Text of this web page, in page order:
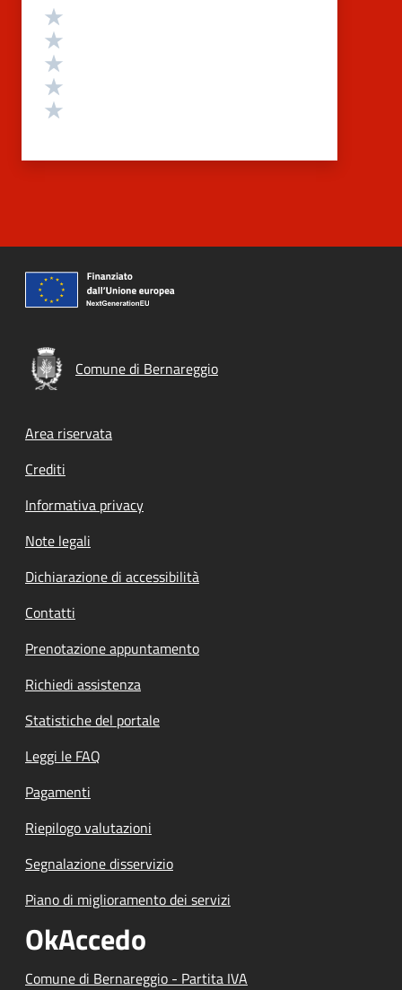
Valutazione
Comune di Bernareggio
Footer menu
Area riservata
Crediti
Informativa privacy
Note legali
Dichiarazione di accessibilità
Contatti
Prenotazione appuntamento
Richiedi assistenza
Statistiche del portale
Leggi le FAQ
Pagamenti
Riepilogo valutazioni
Segnalazione disservizio
Piano di miglioramento dei servizi
OkAccedo
Comune di Bernareggio - Partita IVA